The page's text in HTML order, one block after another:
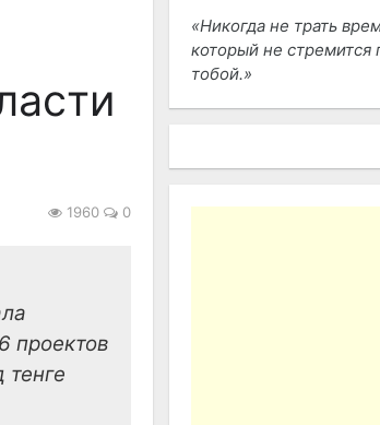
1960 0
проектов
тенге
Никогда не трать
который не стремится
тобой.